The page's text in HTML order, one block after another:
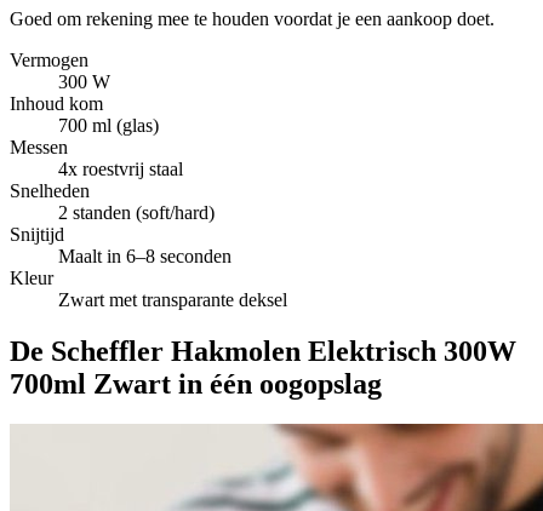
Goed om rekening mee te houden voordat je een aankoop doet.
Vermogen
300 W
Inhoud kom
700 ml (glas)
Messen
4x roestvrij staal
Snelheden
2 standen (soft/hard)
Snijtijd
Maalt in 6–8 seconden
Kleur
Zwart met transparante deksel
De Scheffler Hakmolen Elektrisch 300W
700ml Zwart in één oogopslag